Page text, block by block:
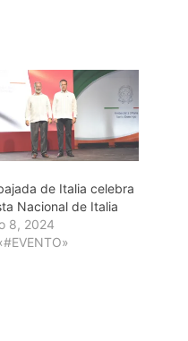
de Italia celebra
Nacional de Italia
8, 2024